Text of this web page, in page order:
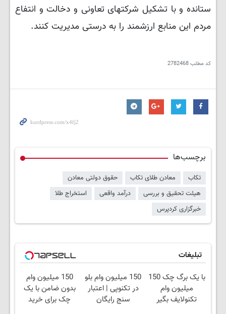
ستانده و با تشکیل شرکتهای تعاونی و دخالت و انتفاع
مردم این منابع ارزشمند را به درستی مدیریت کنند.
کد مطلب2782468
برچسب‌ها
تکاب معادن طلای تکاب
حقوق دولتی معادن
هیئت تحقیق و بررسی
درآمد واقعی
استخراج طلا
خبرگزاری کردپرس
تبلیغات
با یک برگ چک 150
میلیون وام
تکنولایف بگیر
150 میلیون وام بلو
در تکنوپی | اعتبار
سنج رایگان
150 میلیون وام
بدون ضامن با یک
چک برای خرید